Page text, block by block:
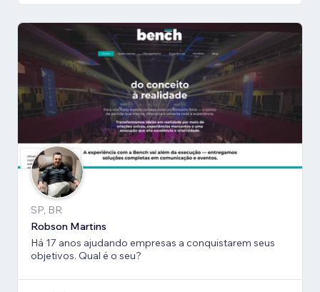
SP, BR
Robson Martins
Há 17 anos ajudando empresas a conquistarem seus
objetivos. Qual é o seu?